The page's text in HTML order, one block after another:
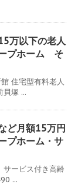
万以下の老人
プホーム そ
住宅型有料老人
貝塚 ...
ど月額15万円
プホーム・サ
ービス付き高齢
...